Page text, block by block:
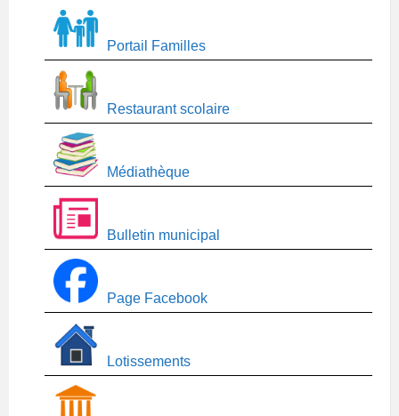
Portail Familles
Restaurant scolaire
Médiathèque
Bulletin municipal
Page Facebook
Lotissements